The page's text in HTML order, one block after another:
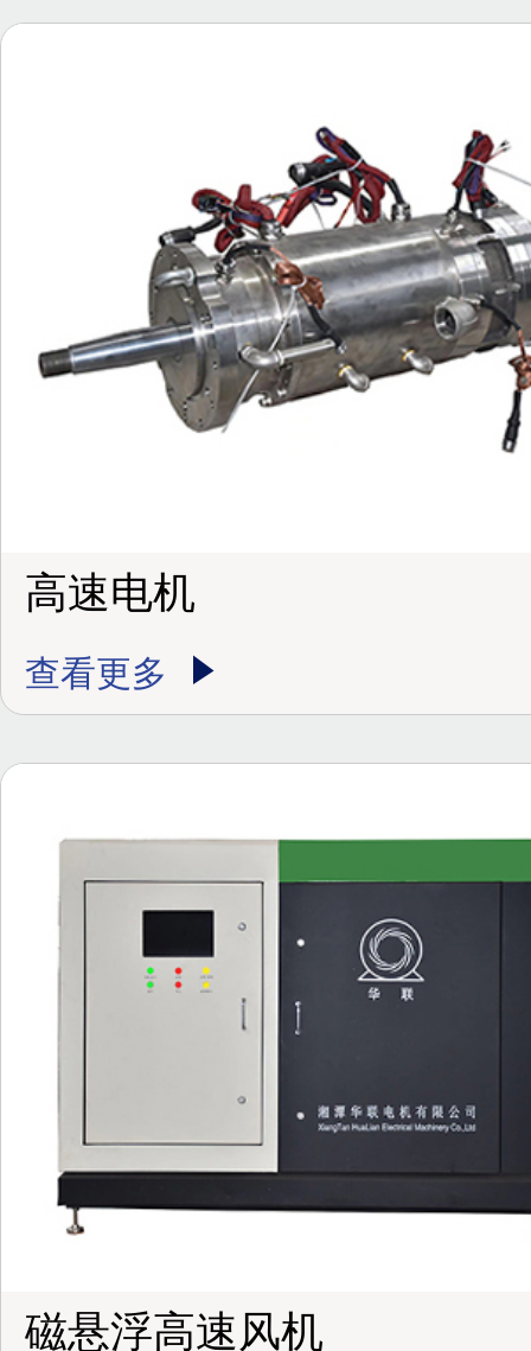
高速电机
查看更多
磁悬浮高速风机